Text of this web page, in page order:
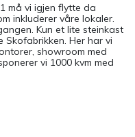
må vi igjen flytte da
inkluderer våre lokaler.
Kun et lite steinkast
Skofabrikken. Her har vi
showroom med
vi 1000 kvm med